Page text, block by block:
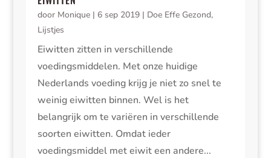
door Monique| 6 sep 2019| Doe Effe Gezond,
Lijstjes
Eiwitten zitten in verschillende
voedingsmiddelen. Met onze huidige
Nederlands voeding krijg je niet zo snel te
weinig eiwitten binnen. Wel is het
belangrijk om te variëren in verschillende
soorten eiwitten. Omdat ieder
voedingsmiddel met eiwit een andere...